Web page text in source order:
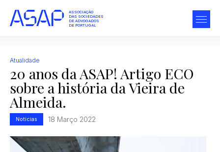
ASSOCIAÇÃO
DAS SOCIEDADES
DE ADVOGADOS
DE PORTUGAL
Atualidade
20 anos da ASAP! Artigo ECO
sobre a história da Vieira de
Almeida.
Noticias 18 Março 2022